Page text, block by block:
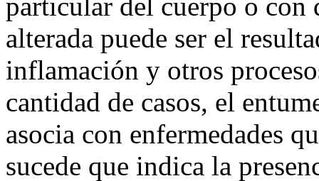
alterada puede ser el
inflamación y otros
cantidad de casos, el
asocia con enfermedades
sucede que indica la